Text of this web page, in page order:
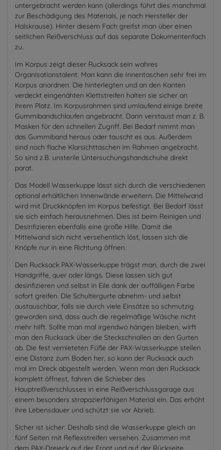
untergebracht werden kann (allerdings führt dies manchmal
zur Beschädigung des Materials, je nach Hersteller der
Halskrause). Hinter diesem Fach greifst man über einen
seitlichen Reißverschluss auf das separate Dokumentenfach
zu.
Im Korpus zeigt dieser Rucksack sein wahres
Organisationstalent. Man kann die Innentaschen sehr frei im
Korpus anordnen. Die hinterlegten und an den Kanten
verdeckt eingenähten Klettstreifen halten sie sicher an
ihrem Platz. Im Korpusrahmen sind umlaufend einige breite
Gummibandschlaufen angebracht. Darin verstaust man z. B.
Masken für den schnellen Zugriff. Bei Bedarf nimmt man
das Gummiband heraus oder tauscht es aus. Außerdem
sind noch flache Klarsichttaschen im Rahmen angebracht.
So sind z.B. unsterile Untersuchungshandschuhe direkt
parat.
Das Modell Wasserkuppe lässt sich durch die verschiedenen
optional erhältlichen Innenwände erweitern. Die Mittelwand
wird mit Druckknöpfen im Korpus befestigt. Bei Bedarf lässt
sie sich einfach herausnehmen. Dies ist beim Reinigen und
Desinfizieren ebenfalls eine große Hilfe. Damit die
Mittelwand sich nicht versehentlich löst, lassen sich die
Knöpfe nur in eine Richtung öffnen.
Den Rucksack PAX-Wasserkuppe trägst man, durch die zwei
Handgriffe, quer oder längs. Diese lassen sich gut
desinfizieren und selbst in Eile dank der auffälligen Farbe
sofort greifen. Die Schultergurte abnehm- und selbst
austauschbar, falls sie durch viele Einsätze so schmutzig
geworden sind, dass auch die regelmäßige Wäsche nicht
mehr hilft. Sollte man mal irgendwo hängen bleiben, wirft
man den Rucksack über die Steckschnallen an den Gurten
ab. Die fest vernieteten Füße der PAX-Wasserkuppe stellen
eine Distanz zum Boden her, so kann der Rucksack auch
mal im Dreck abgestellt werden. Wenn man den Rucksack
komplett öffnest, fahren die Schieber des
Hauptreißverschlusses in eine Reißverschlussgarage aus
einem besonders strapazierfähigen Material ein. Das erhöht
ihre Lebensdauer und schützt sie vor Abrieb.
Sicher ist sicher: Deshalb sind die Wasserkuppe gleich an
fünf Seiten mit Reflexstreifen versehen. Zusammen mit
dem PAX-Dreieck auf der Front und auf der Rückseite